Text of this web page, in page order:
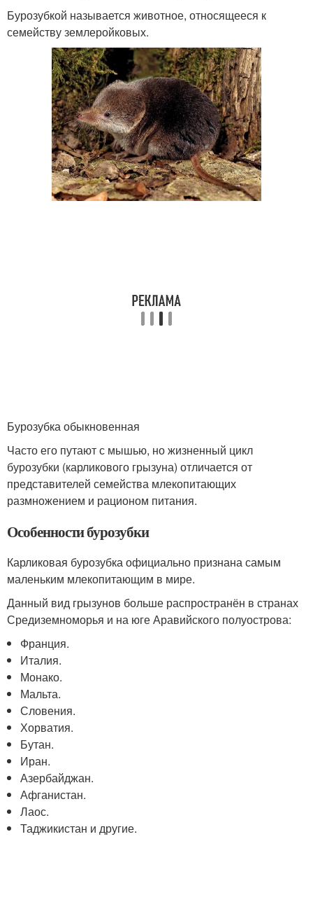
Бурозубкой называется животное, относящееся к
семейству землеройковых.
Бурозубка обыкновенная
Часто его путают с мышью, но жизненный цикл
бурозубки (карликового грызуна) отличается от
представителей семейства млекопитающих
размножением и рационом питания.
Особенности бурозубки
Карликовая бурозубка официально признана самым
маленьким млекопитающим в мире.
Данный вид грызунов больше распространён в странах
Средиземноморья и на юге Аравийского полуострова:
Франция.
Италия.
Монако.
Мальта.
Словения.
Хорватия.
Бутан.
Иран.
Азербайджан.
Афганистан.
Лаос.
Таджикистан и другие.